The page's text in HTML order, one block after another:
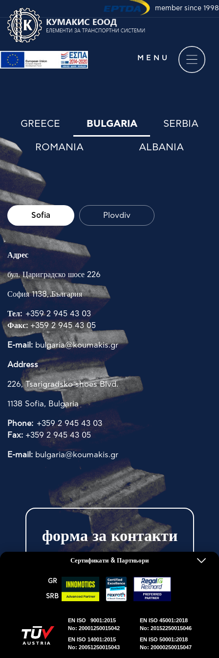
Take a virtual tour of
our company
КОМПАНИЯ
НОВИНИ
ПРОДУКТИ
ДОСТАВЧИЦИ
ОБЕКТИ
КОНТАКТИ
MENU
member since 1998
GREECE BULGARIA SERBIA
ROMANIA ALBANIA
Sofia Plovdiv
Адрес
бул. Цариградско шосе 226
София 1138, България
Тел: +359 2 945 43 03
Факс: +359 2 945 43 05
E-mail: bulgaria@koumakis.gr
Address
226, Tsarigradsko shoes Blvd.
1138 Sofia, Bulgaria
Phone: +359 2 945 43 03
Fax: +359 2 945 43 05
E-mail: bulgaria@koumakis.gr
форма за контакти
Сертификати & Партньори
GR
SRΒ
EN ISO 9001:2015
No: 20001250015042
EN ISO 45001:2018
No: 20152250015046
EN ISO 14001:2015
No: 20051250015043
EN ISO 50001:2018
No: 20000250015047
Reserved.
DWHITE PRODUCTION